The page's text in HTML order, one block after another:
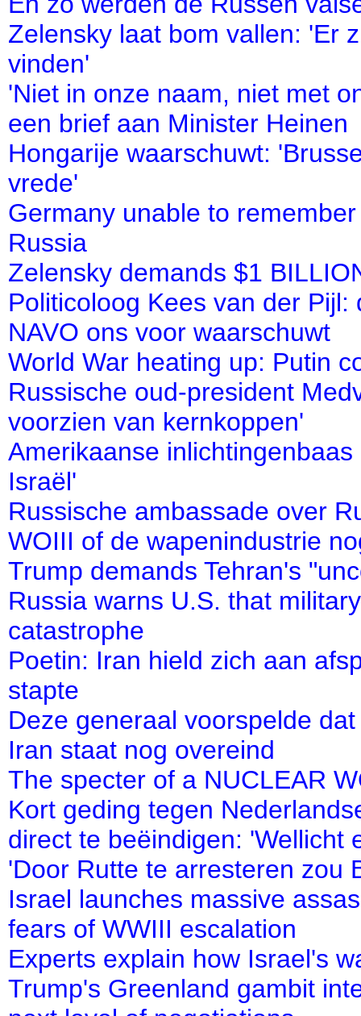
Zelensky laat bom vallen: 'Er
vinden'
'Niet in onze naam, niet met
een brief aan Minister Heinen
Hongarije waarschuwt:
vrede'
Germany unable to
Russia
Zelensky demands $1
Politicoloog Kees van der
NAVO ons voor waarschuwt
World War heating up: Putin
Russische oud-president
voorzien van kernkoppen'
Amerikaanse
Israël'
Russische ambassade over
WOIII of de wapenindustrie
Trump demands Tehran's
Russia warns U.S. that
catastrophe
Poetin: Iran hield zich aan
stapte
Deze generaal voorspelde
Iran staat nog overeind
The specter of a NUCLEAR
Kort geding tegen
direct te beëindigen: 'Wellicht
'Door Rutte te arresteren zou
Israel launches massive
fears of WWIII escalation
Experts explain how Israel's
Trump's Greenland gambit